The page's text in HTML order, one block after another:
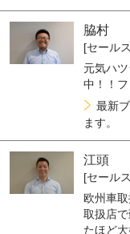
脇村
[セール
元気ハ
中！！
最新
ます。
江頭
[セール
欧州車
取扱店
たほど